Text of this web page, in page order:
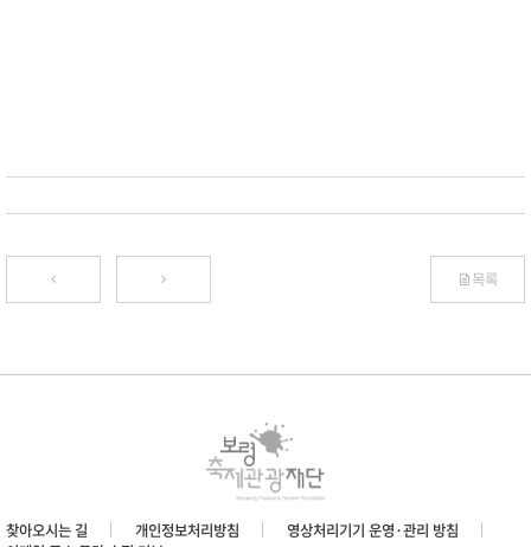
목록
찾아오시는 길 개인정보처리방침
영상처리기기 운영·관리 방침